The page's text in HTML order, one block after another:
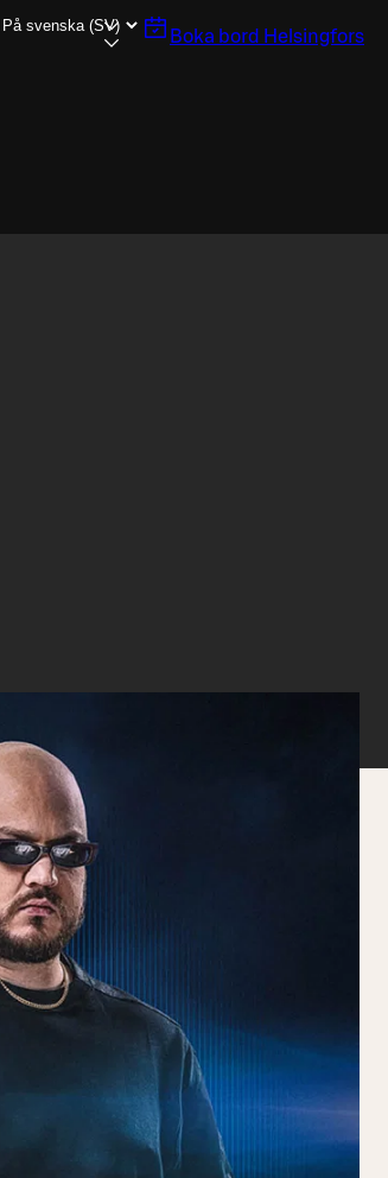
Boka bord Helsingfors